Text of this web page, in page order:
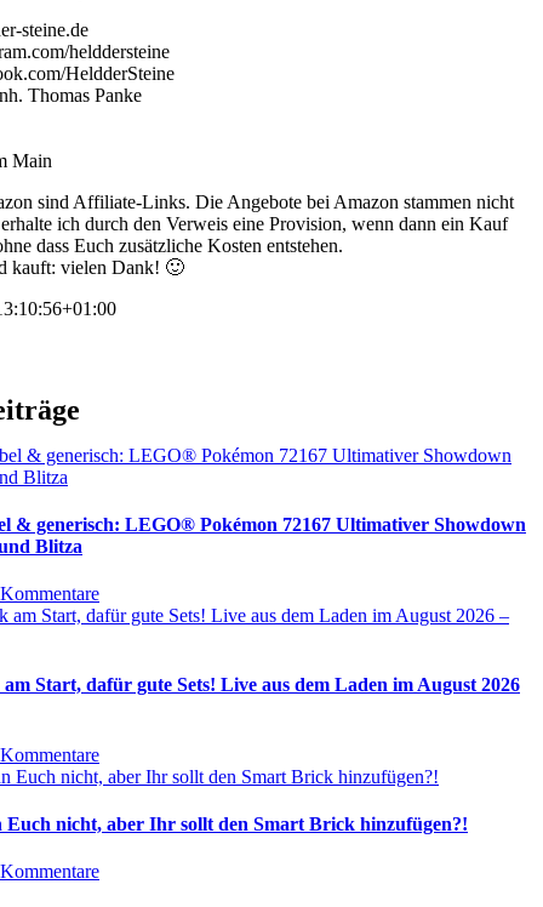
steine.de
helddersteine
HeldderSteine
Thomas Panke
Main
sind Affiliate-Links. Die Angebote bei Amazon stammen nicht
ich durch den Verweis eine Provision, wenn dann ein Kauf
dass Euch zusätzliche Kosten entstehen.
kauft: vielen Dank! 🙂
& generisch: LEGO® Pokémon 72167 Ultimativer Showdown
Blitza
Start, dafür gute Sets! Live aus dem Laden im August 2026
nicht, aber Ihr sollt den Smart Brick hinzufügen?!